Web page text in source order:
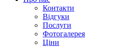
Контакти
Відгуки
Послуги
Фотогалерея
Ціни